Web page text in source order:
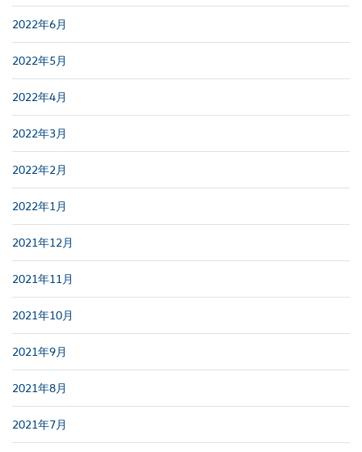
2022年6月
2022年5月
2022年4月
2022年3月
2022年2月
2022年1月
2021年12月
2021年11月
2021年10月
2021年9月
2021年8月
2021年7月